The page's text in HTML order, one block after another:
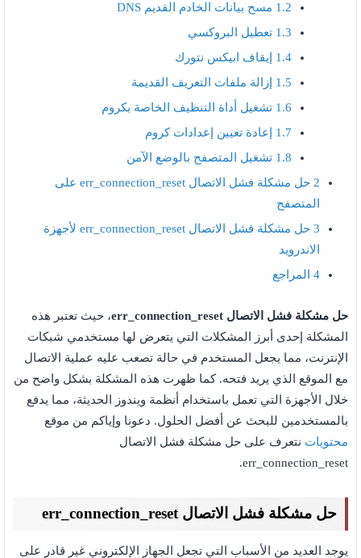
1.2 مسح بيانات الخادم القديم DNS
1.3 تعطيل البروكسي
1.4 إيقاف ابيكس نتورك
1.5 إزالة ملفات التعريف القديمة
1.6 تشغيل أداة التنظيف الخاصة بكروم
1.7 إعادة تعيين إعدادات كروم
1.8 تشغيل المتصفح بالوضع الآمن
2
حل مشكلة فشل الاتصال err_connection_reset على
المتصفح
3
حل مشكلة فشل الاتصال err_connection_reset لأجهزة
الاندرويد
4 المراجع
حل مشكلة فشل الاتصال err_connection_reset
، حيث تعتبر هذه
المشكلة إحدى أبرز المشكلات التي يتعرض لها مستخدمي شبكات
الإنترنت، مما يجعل المستخدم في حالة تصعب عليه عملية الاتصال
مع الموقع الذي يريد فتحه. كما ظهرت هذه المشكلة بشكل واضح من
خلال الأجهزة التي تعمل باستخدام أنظمة ويندوز الحديثة، مما يدفع
بالمستخدمين للبحث عن أفضل الحلول. دعونا وإياكم من موقع
محتويات نتعرف على حل مشكلة فشل الاتصال
err_connection_reset.
حل مشكلة فشل الاتصال err_connection_reset
يوجد العديد من الأسباب التي تجعل الجهاز الإلكتروني غير قادر على